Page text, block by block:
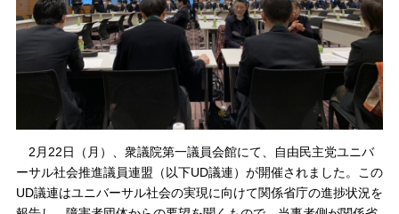
2月22日（月）、衆議院第一議員会館にて、自由民主党ユニバ
ーサル社会推進議員連盟（以下UD議連）が開催されました。この
UD議連はユニバーサル社会の実現に向けて関係省庁の進捗状況を